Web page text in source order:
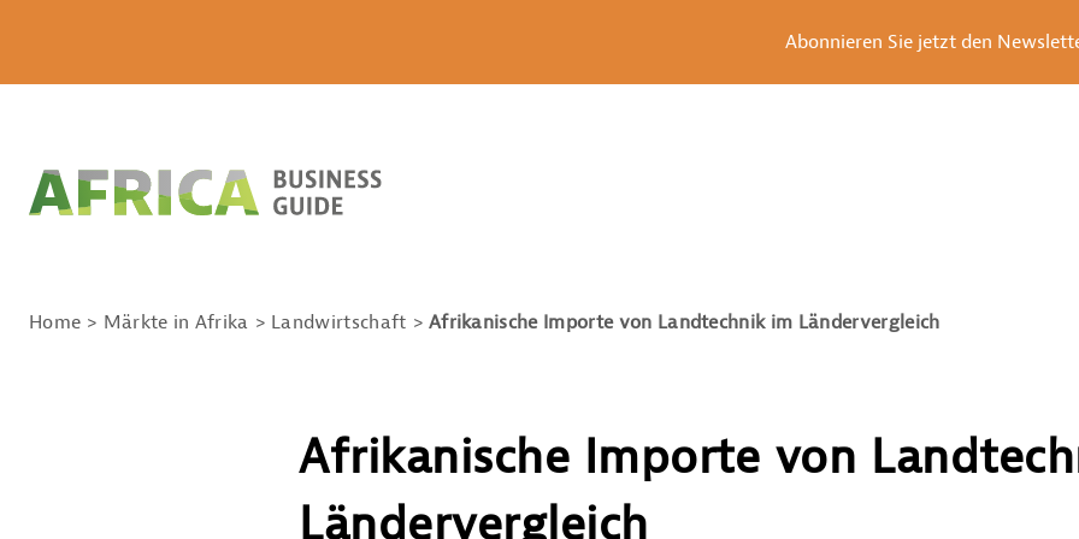
Abonnieren Sie jetzt den
Home Märkte in Afrika Landwirtschaft Afrikanische Importe von Landtechnik im Ländervergleich
Afrikanische Importe von
Ländervergleich